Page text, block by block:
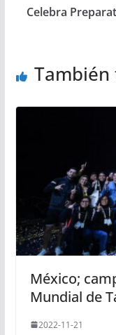
Celebra
México;
Mundial de
2022-11-21